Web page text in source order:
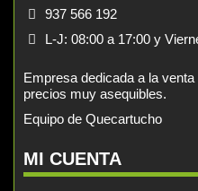
937 566 192
L-J: 08:00 a 17:00 y
Empresa dedicada a la
precios muy asequibles.
Equipo de Quecartucho
MI CUENTA